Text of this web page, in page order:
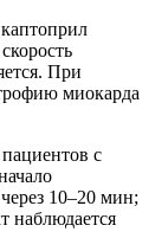
При
миокарда
с
10–20 мин;
наблюдается